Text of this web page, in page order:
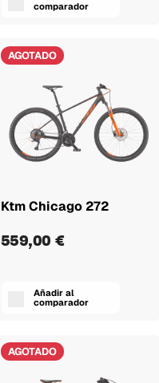
comparador
AGOTADO
Ktm Chicago 272
559,00 €
Añadir al
comparador
AGOTADO